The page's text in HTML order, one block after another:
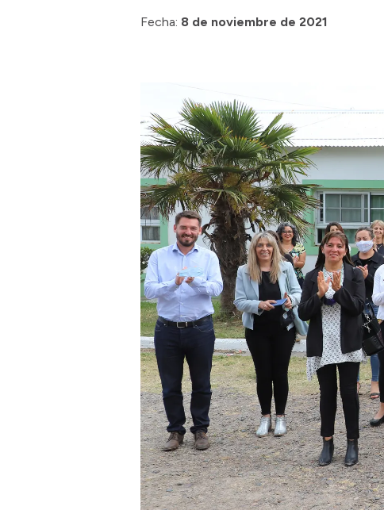
Fecha: 8 de noviembre de 2021